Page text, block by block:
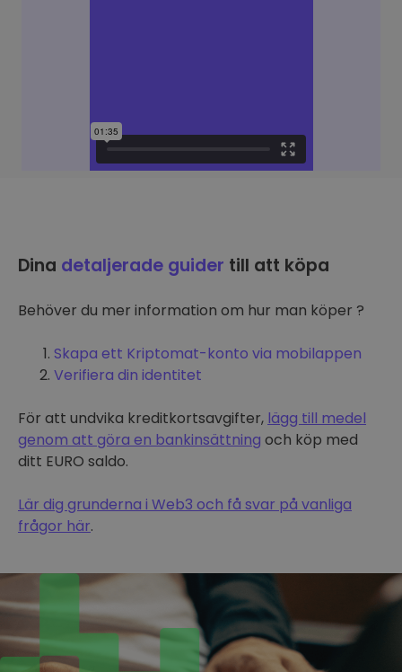
Dina detaljerade guider till att köpa
Behöver du mer information om hur man köper ?
Skapa ett Kriptomat-konto via mobilappen
Verifiera din identitet
För att undvika kreditkortsavgifter, lägg till medel
genom att göra en bankinsättning och köp med
ditt EURO saldo.
Lär dig grunderna i Web3 och få svar på vanliga
frågor här.